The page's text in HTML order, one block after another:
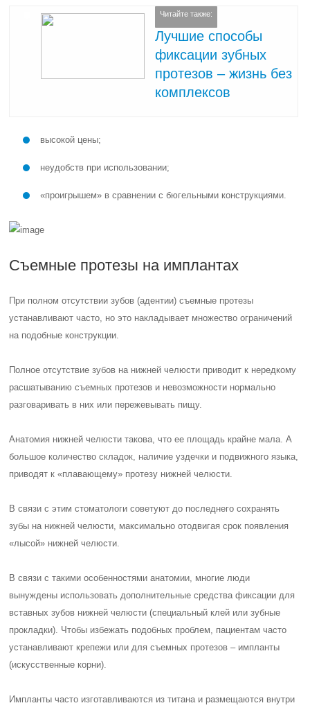
Читайте также:
Лучшие способы
фиксации зубных
протезов – жизнь без
комплексов
высокой цены;
неудобств при использовании;
«проигрышем» в сравнении с бюгельными конструкциями.
Съемные протезы на имплантах
При полном отсутствии зубов (адентии) съемные протезы
устанавливают часто, но это накладывает множество ограничений
на подобные конструкции.
Полное отсутствие зубов на нижней челюсти приводит к нередкому
расшатыванию съемных протезов и невозможности нормально
разговаривать в них или пережевывать пищу.
Анатомия нижней челюсти такова, что ее площадь крайне мала. А
большое количество складок, наличие уздечки и подвижного языка,
приводят к «плавающему» протезу нижней челюсти.
В связи с этим стоматологи советуют до последнего сохранять
зубы на нижней челюсти, максимально отодвигая срок появления
«лысой» нижней челюсти.
В связи с такими особенностями анатомии, многие люди
вынуждены использовать дополнительные средства фиксации для
вставных зубов нижней челюсти (специальный клей или зубные
прокладки). Чтобы избежать подобных проблем, пациентам часто
устанавливают крепежи или для съемных протезов – импланты
(искусственные корни).
Импланты часто изготавливаются из титана и размещаются внутри